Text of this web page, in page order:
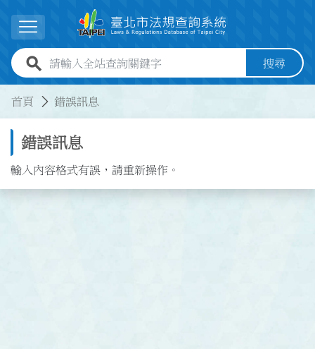
展開選單
全站查詢關鍵字欄位 搜尋
首頁 錯誤訊息
錯誤訊息
輸入內容格式有誤，請重新操作。